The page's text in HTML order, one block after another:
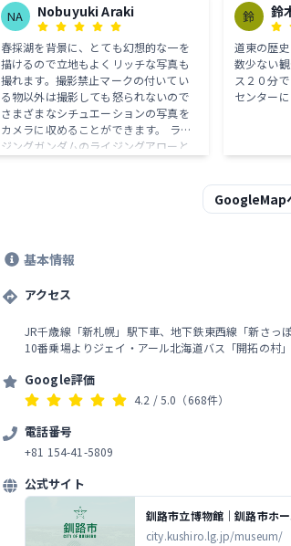
NA Nobuyuki Araki
春採湖を背景に、とても幻想的な一を
描けるので立地もよくリッチな写真も
撮れます。撮影禁止マークの付いてい
る物以外は撮影しても怒られないので
さまざまなシチュエーションの写真を
カメラに収めることができます。 ライ
ジングガンダムのライジングアローと
間です。 伊勢神宮の歴史と格式 書道の
書道 = 本 = □ 天皇と書道の国 = 日本国
姿勢を保ち願います。
鈴 鈴
道東の歴
数少ない
ス２０分
センターに
GoogleMap
基本情報
アクセス
JR千歳線「新札幌」駅下車、地下鉄東西線「新さっ
10番乗場よりジェイ・アール北海道バス「開拓の村
Google評価
4.2 / 5.0 （668件）
電話番号
+81 154-41-5809
公式サイト
釧路市立博物館｜釧路市ホ
city.kushiro.lg.jp/museum/